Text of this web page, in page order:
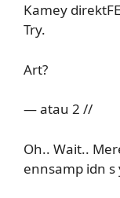
Kamey
Try.
Art?
— atau 2 //
Oh.. Wait..
ennsamp idn s